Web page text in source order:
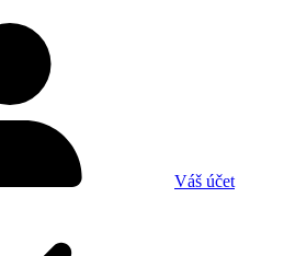
Váš účet